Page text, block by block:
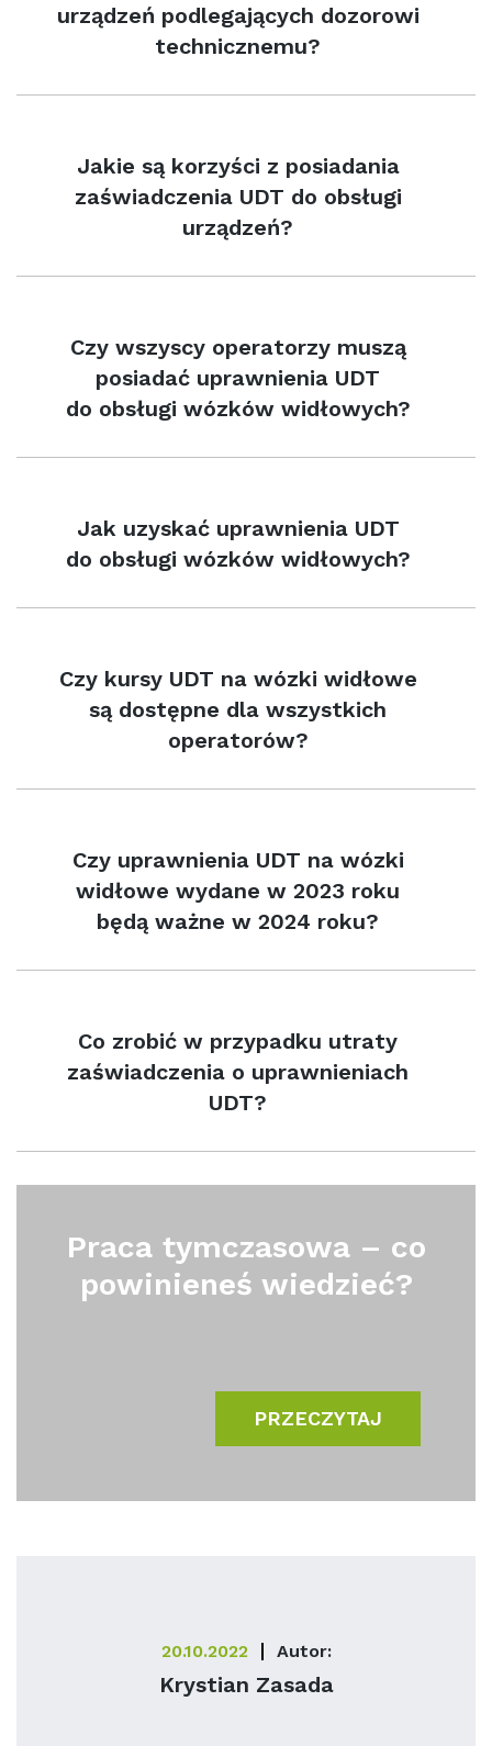
20.10.2022 Autor:
Krystian Zasada
urządzeń podlegających dozorowi
technicznemu?
Jakie są korzyści z posiadania
zaświadczenia UDT do obsługi
urządzeń?
Czy wszyscy operatorzy muszą
posiadać uprawnienia UDT
do obsługi wózków widłowych?
Jak uzyskać uprawnienia UDT
do obsługi wózków widłowych?
Czy kursy UDT na wózki widłowe
są dostępne dla wszystkich
operatorów?
Czy uprawnienia UDT na wózki
widłowe wydane w 2023 roku
będą ważne w 2024 roku?
Co zrobić w przypadku utraty
zaświadczenia o uprawnieniach
UDT?
Praca tymczasowa – co
powinieneś wiedzieć?
PRZECZYTAJ